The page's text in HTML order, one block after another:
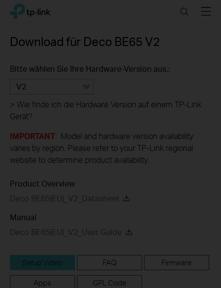
Click
navigation
TP-Link, Reliably Smart SearchMenu
Download für Deco BE65 V2
Bitte wählen Sie Ihre Hardware-Version aus.:
V2
> Wie finde ich die Hardware Version auf einem TP-Link
Gerät?
IMPORTANT: Model and hardware version availability
varies by region. Please refer to your TP-Link regional
website to determine product availability.
Product Overview
Deco BE65(EU)_V2_Datasheet
Manual
Deco BE65(EU)_V2_User Guide
Setup Video FAQ Firmware
Apps GPL Code